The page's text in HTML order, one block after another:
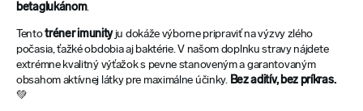
betaglukánom.
Tentotréner imunityju dokáže výborne pripraviť na výzvy zlého
počasia, ťažké obdobia aj baktérie. V našom doplnku stravy nájdete
extrémne kvalitný výťažok s pevne stanoveným a garantovaným
obsahom aktívnej látky pre maximálne účinky. Bez aditív, bez príkras.
💚